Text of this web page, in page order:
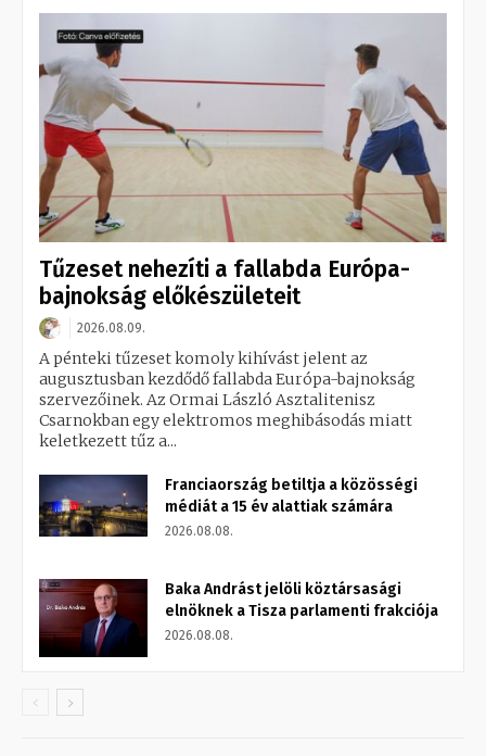
Tűzeset nehezíti a fallabda Európa-
bajnokság előkészületeit
2026.08.09.
A pénteki tűzeset komoly kihívást jelent az
augusztusban kezdődő fallabda Európa-bajnokság
szervezőinek. Az Ormai László Asztalitenisz
Csarnokban egy elektromos meghibásodás miatt
keletkezett tűz a...
Franciaország betiltja a közösségi
médiát a 15 év alattiak számára
2026.08.08.
Baka Andrást jelöli köztársasági
elnöknek a Tisza parlamenti frakciója
2026.08.08.